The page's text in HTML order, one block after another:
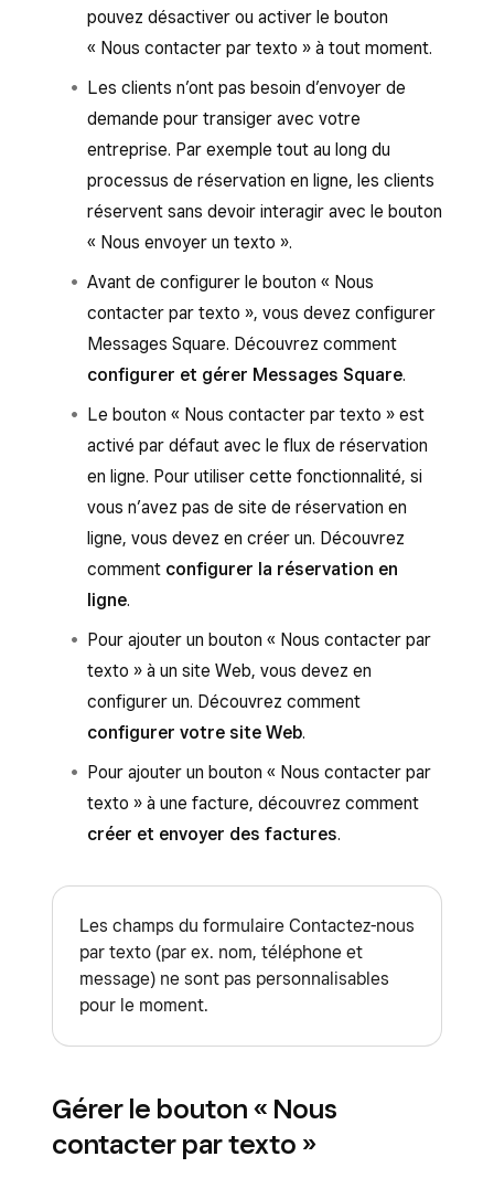
pouvez désactiver ou activer le bouton
« Nous contacter par texto » à tout moment.
Les clients n’ont pas besoin d’envoyer de
demande pour transiger avec votre
entreprise. Par exemple tout au long du
processus de réservation en ligne, les clients
réservent sans devoir interagir avec le bouton
« Nous envoyer un texto ».
Avant de configurer le bouton « Nous
contacter par texto », vous devez configurer
Messages Square. Découvrez comment
configurer et gérer Messages Square.
Le bouton « Nous contacter par texto » est
activé par défaut avec le flux de réservation
en ligne. Pour utiliser cette fonctionnalité, si
vous n’avez pas de site de réservation en
ligne, vous devez en créer un. Découvrez
comment configurer la réservation en
ligne.
Pour ajouter un bouton « Nous contacter par
texto » à un site Web, vous devez en
configurer un. Découvrez comment
configurer votre site Web.
Pour ajouter un bouton « Nous contacter par
texto » à une facture, découvrez comment
créer et envoyer des factures.
Les champs du formulaire Contactez-nous
par texto (par ex. nom, téléphone et
message) ne sont pas personnalisables
pour le moment.
Gérer le bouton « Nous
contacter par texto »